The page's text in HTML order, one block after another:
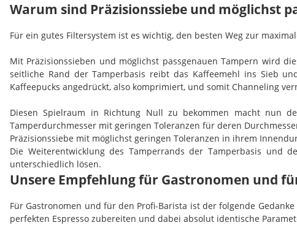
Warum sind Präzisionssiebe und möglichst
Für ein gutes Filtersystem ist es wichtig, den besten Weg zur
Mit Präzisionssieben und möglichst passgenauen Tampern wird
seitliche Rand der Tamperbasis reibt das Kaffeemehl ins Sieb
Kaffeepucks angedrückt, also komprimiert, und somit Channeling
Diesen Spielraum in Richtung Null zu bekommen macht nun
Tamperdurchmesser mit geringen Toleranzen für deren
Präzisionssiebe mit möglichst geringen Toleranzen in ihrem
Die Weiterentwicklung des Tamperrands der Tamperbasis und
unterschiedlich lösen.
Unsere Empfehlung für Gastronomen und
Für Gastronomen und für den Profi-Barista ist der folgende
perfekten Espresso zubereiten und dabei absolut identische